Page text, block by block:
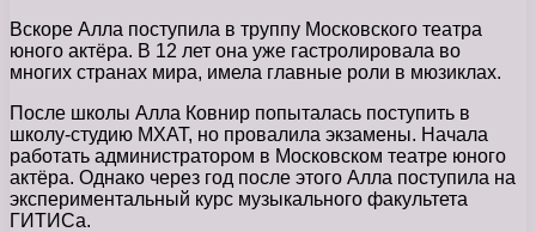
Вскоре Алла поступила в труппу Московского театра
юного актёра. В 12 лет она уже гастролировала во
многих странах мира, имела главные роли в мюзиклах.
После школы Алла Ковнир попыталась поступить в
школу-студию МХАТ, но провалила экзамены. Начала
работать администратором в Московском театре юного
актёра. Однако через год после этого Алла поступила на
экспериментальный курс музыкального факультета
ГИТИСа.